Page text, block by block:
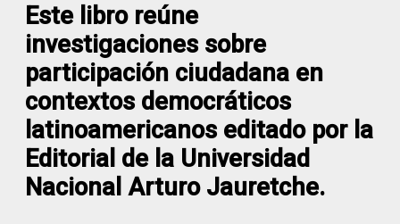
Este libro reúne
investigaciones sobre
participación ciudadana en
contextos democráticos
latinoamericanos editado por la
Editorial de la Universidad
Nacional Arturo Jauretche.